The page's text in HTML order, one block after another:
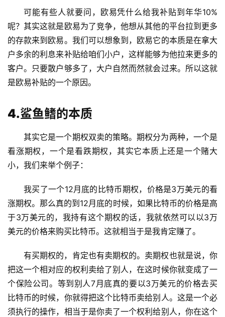
可能有些人就要问，欧易凭什么给我补贴到年华10%
呢？其实这就是欧易为了竞争，他想从其他的平台拉到更多
的存款来到欧易。我们可以想象到，欧易它的本质是在拿大
户多余的利息来补贴给咱们小户，这样能够为他拉来更多的
客户。只要散户够多了，大户自然而然就会过来。所以这就
是欧易补贴的一个原因。
4.鲨鱼鳍的本质
其实它是一个期权双卖的策略。期权分为两种，一个是
看涨期权，一个是看跌期权，其实它本质上还是一个赌大
小，我们来举个例子：
我买了一个12月底的比特币期权，价格是3万美元的看
涨期权。那么真的到12月底的时候，如果比特币的价格是高
于3万美元的，我持有这个期权的话，我就依然可以以3万
美元的价格来购买比特币。这就相当于是我肯定赚了。
有买期权的，肯定也有卖期权的。卖期权也就是说，你
把这一个相对应的权利卖给了别人，在这时候你就变成了一
个保险公司。等到别人7月底真的要以3万美元的价格去买
比特币的时候，你就得把这个比特币卖给别人。这是一个必
须执行的操作，相当于是你卖了一个权利给别人，你在这个